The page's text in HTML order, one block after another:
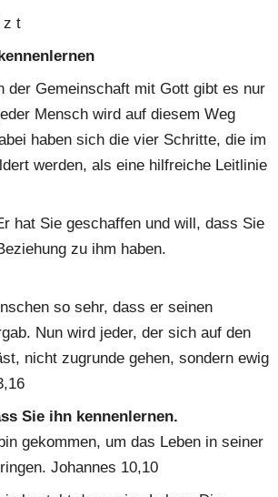
z t
der Gemeinschaft mit Gott gibt es nur
Mensch wird auf diesem Weg
haben sich die vier Schritte, die im
werden, als eine hilfreiche Leitlinie
hat Sie geschaffen und will, dass Sie
zu ihm haben.
so sehr, dass er seinen
Nun wird jeder, der sich auf den
nicht zugrunde gehen, sondern ewig
Sie ihn kennenlernen.
gekommen, um das Leben in seiner
Johannes 10,10